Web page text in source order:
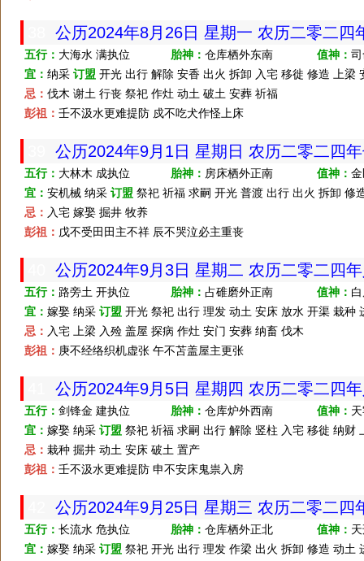
公历2024年8月26日 星期一 农历二零二
五行： 大海水 满执位 胎神： 仓库栖外东南 值神：
宜： 纳采 订盟 开光 出行 解除 安香 出火 拆卸 入宅 移徙 修造 上梁
忌： 伐木 谢土 行丧 祭祀 作灶 动土 破土 安葬 祈福
彭祖： 壬不汲水更难提防 戍不吃犬作怪上床
公历2024年9月1日 星期日 农历二零二四
五行： 大林木 成执位 胎神： 房床栖外正南 值神：
宜： 安机械 纳采 订盟 祭祀 祈福 求嗣 开光 普渡 出行 出火 拆卸 修
忌： 入宅 嫁娶 掘井 牧养
彭祖： 戊不受田田主不祥 辰不哭泣必主重丧
公历2024年9月3日 星期二 农历二零二四
五行： 路旁土 开执位 胎神： 占碓磨外正南 值神：
宜： 嫁娶 纳采 订盟 开光 祭祀 出行 理发 动土 安床 放水 开渠 栽种
忌： 入宅 上梁 入殓 盖屋 探病 作灶 安门 安葬 纳畜 伐木
彭祖： 庚不经络织机虚张 午不苫盖屋主更张
公历2024年9月5日 星期四 农历二零二四
五行： 剑锋金 建执位 胎神： 仓库炉外西南 值神：
宜： 嫁娶 纳采 订盟 祭祀 祈福 求嗣 出行 解除 竖柱 入宅 移徙 纳财
忌： 栽种 掘井 动土 安床 破土 置产
彭祖： 壬不汲水更难提防 申不安床鬼祟入房
公历2024年9月25日 星期三 农历二零二
五行： 长流水 危执位 胎神： 仓库栖外正北 值神：
宜： 嫁娶 纳采 订盟 祭祀 开光 出行 理发 作梁 出火 拆卸 修造 动土